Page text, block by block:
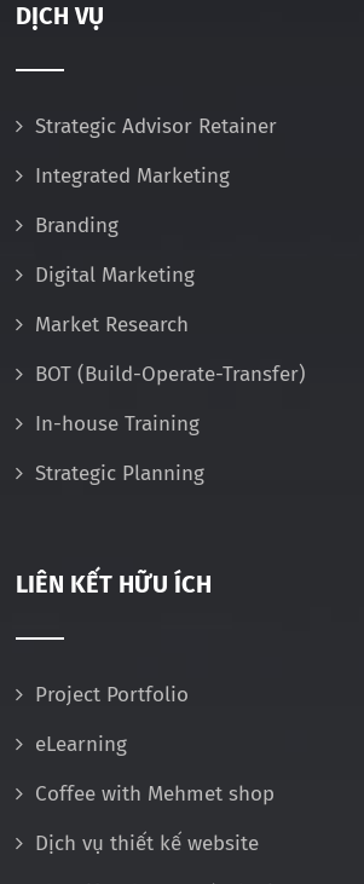
DỊCH VỤ
Strategic Advisor Retainer
Integrated Marketing
Branding
Digital Marketing
Market Research
BOT (Build-Operate-Transfer)
In-house Training
Strategic Planning
LIÊN KẾT HỮU ÍCH
Project Portfolio
eLearning
Coffee with Mehmet shop
Dịch vụ thiết kế website